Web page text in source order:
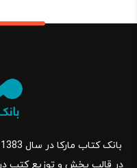
در قالب پخش و توزیع کتب